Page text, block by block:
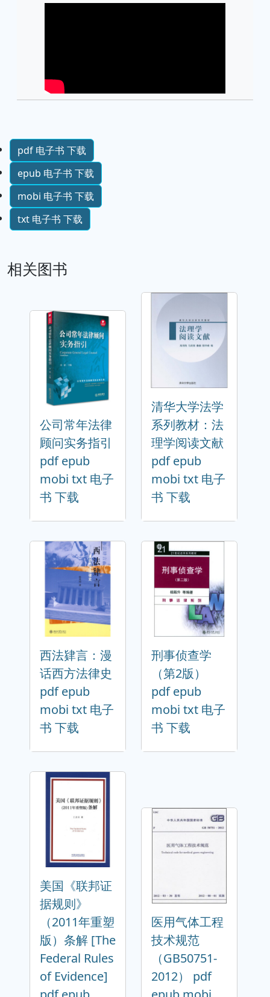
pdf 电子书 下载
epub 电子书 下载
mobi 电子书 下载
txt 电子书 下载
相关图书
公司常年法律
顾问实务指引
pdf epub
mobi txt 电子
书 下载
清华大学法学
系列教材：法
理学阅读文献
pdf epub
mobi txt 电子
书 下载
西法肄言：漫
话西方法律史
pdf epub
mobi txt 电子
书 下载
刑事侦查学
（第2版）
pdf epub
mobi txt 电子
书 下载
美国《联邦证
据规则》
（2011年重塑
版）条解 [The
Federal Rules
of Evidence]
医用气体工程
技术规范
（GB50751-
2012） pdf